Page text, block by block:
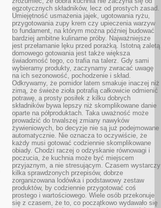
egzotycznych składników, lecz od prostych zasad.
Umiejętność usmażenia jajek, ugotowania ryżu,
przygotowania zupy krem czy upieczenia warzyw
to fundament, na którym można później budować
bardziej ambitne kulinarne próby. Najważniejsze
jest przełamanie lęku przed porażką. Istotną zaletą
domowego gotowania jest także większa
świadomość tego, co trafia na talerz. Gdy sami
wybieramy produkty, zaczynamy zwracać uwagę
na ich sezonowość, pochodzenie i skład.
Odkrywamy, że pomidor latem smakuje inaczej niż
zimą, że świeże zioła potrafią całkowicie odmienić
potrawę, a prosty posiłek z kilku dobrych
składników bywa lepszy niż skomplikowane danie
oparte na półproduktach. Taka uważność może
prowadzić do trwalszej zmiany nawyków
żywieniowych, bo decyzje nie są już podejmowane
automatycznie. Nie oznacza to oczywiście, że
każdy musi gotować codziennie skomplikowane
obiady. Chodzi raczej o odzyskanie równowagi i
poczucia, że kuchnia może być miejscem
przyjaznym, a nie stresującym. Czasem wystarczy
kilka sprawdzonych przepisów, dobrze
zorganizowana lodówka i podstawowy zestaw
produktów, by codziennie przygotować coś
prostego i wartościowego. Wiele osób przekonuje
się z czasem, że to, co początkowo wydawało się